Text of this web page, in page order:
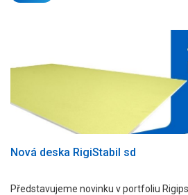
Nová deska RigiStabil sd
Představujeme novinku v portfoliu